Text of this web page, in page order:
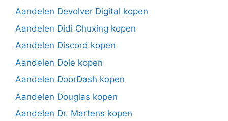
Aandelen Devolver Digital kopen
Aandelen Didi Chuxing kopen
Aandelen Discord kopen
Aandelen Dole kopen
Aandelen DoorDash kopen
Aandelen Douglas kopen
Aandelen Dr. Martens kopen